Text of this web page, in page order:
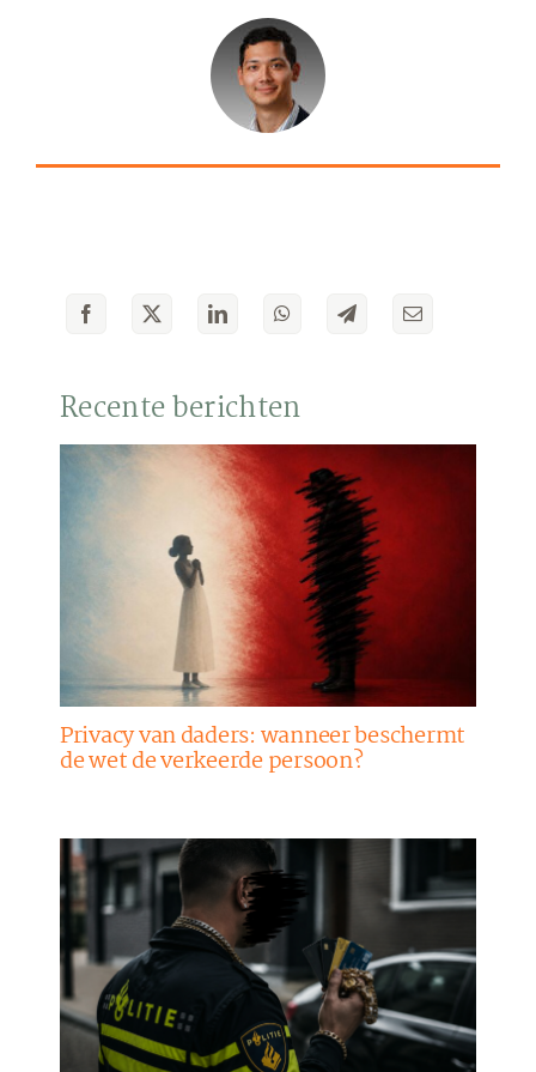
Recente berichten
Privacy van daders: wanneer beschermt
de wet de verkeerde persoon?